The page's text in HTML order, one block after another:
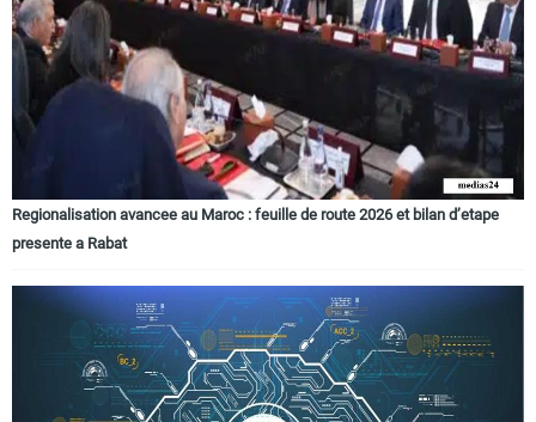
Regionalisation avancee au Maroc : feuille de route 2026 et bilan d’etape
presente a Rabat